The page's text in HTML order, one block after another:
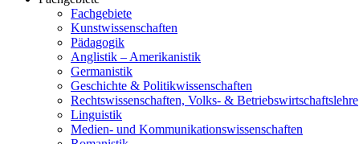
Fachgebiete
Kunstwissenschaften
Pädagogik
Anglistik – Amerikanistik
Germanistik
Geschichte & Politikwissenschaften
Rechtswissenschaften, Volks- & Betriebswirtschaftslehre
Linguistik
Medien- und Kommunikationswissenschaften